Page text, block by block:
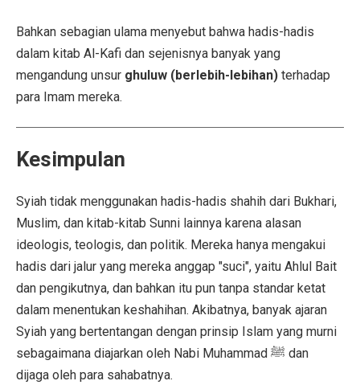
Bahkan sebagian ulama menyebut bahwa hadis-hadis
dalam kitab Al-Kafi dan sejenisnya banyak yang
mengandung unsur ghuluw (berlebih-lebihan) terhadap
para Imam mereka.
Kesimpulan
Syiah tidak menggunakan hadis-hadis shahih dari Bukhari,
Muslim, dan kitab-kitab Sunni lainnya karena alasan
ideologis, teologis, dan politik. Mereka hanya mengakui
hadis dari jalur yang mereka anggap "suci", yaitu Ahlul Bait
dan pengikutnya, dan bahkan itu pun tanpa standar ketat
dalam menentukan keshahihan. Akibatnya, banyak ajaran
Syiah yang bertentangan dengan prinsip Islam yang murni
sebagaimana diajarkan oleh Nabi Muhammad ﷺ dan
dijaga oleh para sahabatnya.